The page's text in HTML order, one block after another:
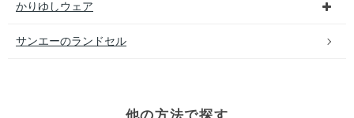
かりゆしウェア
サンエーのランドセル